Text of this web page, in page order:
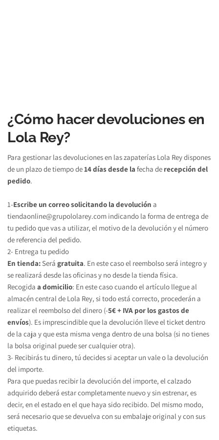
¿Cómo hacer devoluciones en
Lola Rey?
Para gestionar las devoluciones en las zapaterías Lola Rey dispones
de un plazo de tiempo de 14 días desde la fecha de recepción del
pedido.
1-Escribe un correo solicitando la devolución
tiendaonline@grupololarey.com indicando la forma de entrega de
tu pedido que vas a utilizar, el motivo de la devolución y el número
de referencia del pedido.
2- Entrega tu pedido
En tienda: Será gratuita. En este caso el reembolso será integro y
se realizará desde las oficinas y no desde la tienda física.
Recogida a domicilio: En este caso cuando el artículo llegue al
almacén central de Lola Rey, si todo está correcto, procederán a
realizar el reembolso del dinero (-5€ + IVA por los gastos de
envíos). Es imprescindible que la devolución lleve el ticket dentro
de la caja y que esta misma venga dentro de una bolsa (si no tienes
la bolsa original puede ser cualquier otra).
3- Recibirás tu dinero, tú decides si aceptar un vale o la devolución
del importe.
Para que puedas recibir la devolución del importe, el calzado
adquirido deberá estar completamente nuevo y sin estrenar, es
decir, en el estado en el que haya sido recibido. Del mismo modo,
será necesario que se devuelva con su embalaje original y con sus
etiquetas.